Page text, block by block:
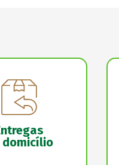
domicílio